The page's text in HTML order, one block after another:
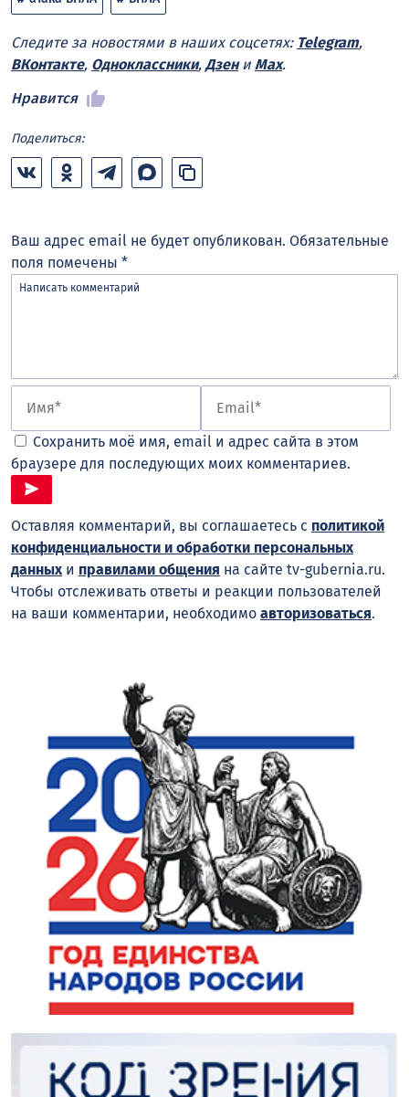
Следите за новостями в наших соцсетях: Telegram,
ВКонтакте, Одноклассники, Дзени Max.
Нравится
Поделиться:
Ваш адрес email не будет опубликован. Обязательные
поля помечены *
Сохранить моё имя, email и адрес сайта в этом
браузере для последующих моих комментариев.
Оставляя комментарий, вы соглашаетесь с политикой
конфиденциальности и обработки персональных
данныхи правилами общения на сайте tv-gubernia.ru.
Чтобы отслеживать ответы и реакции пользователей
на ваши комментарии, необходимо авторизоваться.